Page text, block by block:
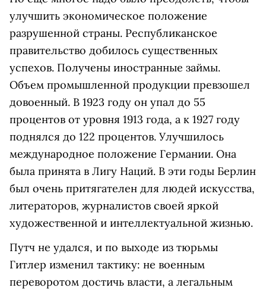
улучшить экономическое положение
разрушенной страны. Республиканское
правительство добилось существенных
успехов. Получены иностранные займы.
Объем промышленной продукции превзошел
довоенный. В 1923 году он упал до 55
процентов от уровня 1913 года, а к 1927 году
поднялся до 122 процентов. Улучшилось
международное положение Германии. Она
была принята в Лигу Наций. В эти годы Берлин
был очень притягателен для людей искусства,
литераторов, журналистов своей яркой
художественной и интеллектуальной жизнью.
Путч не удался, и по выходе из тюрьмы
Гитлер изменил тактику: не военным
переворотом достичь власти, а легальным